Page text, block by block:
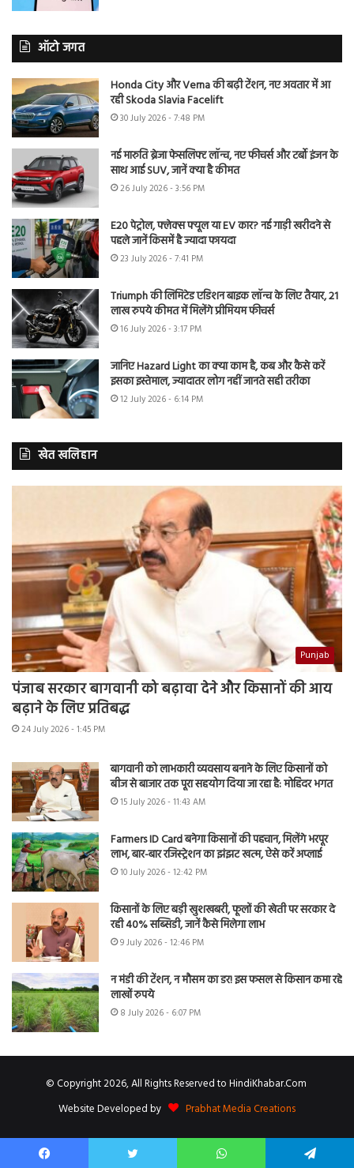
ऑटो जगत
Honda City और Verna की बढ़ी टेंशन, नए अवतार में आ
रही Skoda Slavia Facelift
30 July 2026 - 7:48 PM
नई मारुति ब्रेजा फेसलिफ्ट लॉन्च, नए फीचर्स और टर्बो इंजन के
साथ आई SUV, जानें क्या है कीमत
26 July 2026 - 3:56 PM
E20 पेट्रोल, फ्लेक्स फ्यूल या EV कार? नई गाड़ी खरीदने से
पहले जानें किसमें है ज्यादा फायदा
23 July 2026 - 7:41 PM
Triumph की लिमिटेड एडिशन बाइक लॉन्च के लिए तैयार, 21
लाख रुपये कीमत में मिलेंगे प्रीमियम फीचर्स
16 July 2026 - 3:17 PM
जानिए Hazard Light का क्या काम है, कब और कैसे करें
इसका इस्तेमाल, ज्यादातर लोग नहीं जानते सही तरीका
12 July 2026 - 6:14 PM
खेत खलिहान
Punjab
पंजाब सरकार बागवानी को बढ़ावा देने और किसानों की आय
बढ़ाने के लिए प्रतिबद्ध
24 July 2026 - 1:45 PM
बागवानी को लाभकारी व्यवसाय बनाने के लिए किसानों को
बीज से बाजार तक पूरा सहयोग दिया जा रहा है: मोहिंदर भगत
15 July 2026 - 11:43 AM
Farmers ID Card बनेगा किसानों की पहचान, मिलेंगे भरपूर
लाभ, बार-बार रजिस्ट्रेशन का झंझट खत्म, ऐसे करें अप्लाई
10 July 2026 - 12:42 PM
किसानों के लिए बड़ी खुशखबरी, फूलों की खेती पर सरकार दे
रही 40% सब्सिडी, जानें कैसे मिलेगा लाभ
9 July 2026 - 12:46 PM
न मंडी की टेंशन, न मौसम का डर! इस फसल से किसान कमा रहे
लाखों रुपये
8 July 2026 - 6:07 PM
© Copyright 2026, All Rights Reserved to HindiKhabar.Com
Website Developed by
Prabhat Media Creations